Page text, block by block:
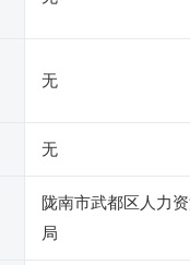
无
无
陇南市武都区人力
局